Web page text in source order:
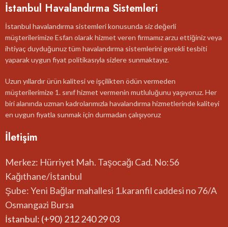
İstanbul Havalandırma Sistemleri
İstanbul havalandırma sistemleri konusunda siz değerli
müşterilerimize Esfan olarak hizmet veren firmamız arzu ettiğiniz veya
ihtiyaç duyduğunuz tüm havalandırma sistemlerini gerekli tesbiti
yaparak uygun fiyat politikasıyla sizlere sunmaktayız.
Uzun yıllardır ürün kalitesi ve işçilikten ödün vermeden
müşterilerimize 1. sınıf hizmet vermenin mutluluğunu yaşıyoruz. Her
biri alanında uzman kadrolarımızla havalandırma hizmetlerinde kaliteyi
en uygun fiyatla sunmak için durmadan çalışıyoruz
İletişim
Merkez: Hürriyet Mah. Taşocağı Cad. No:56
Kağıthane/İstanbul
Şube: Yeni Bağlar mahallesi 1.karanfil caddesi no 76/A
Osmangazi Bursa
İstanbul: (+90) 212 240 29 03